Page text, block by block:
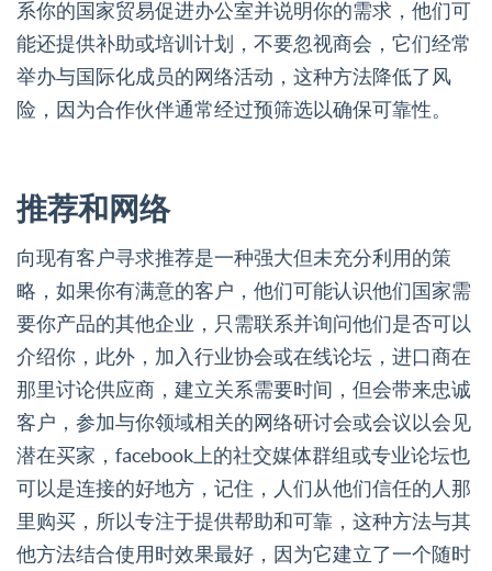
系你的国家贸易促进办公室并说明你的需求，他们可
能还提供补助或培训计划，不要忽视商会，它们经常
举办与国际化成员的网络活动，这种方法降低了风
险，因为合作伙伴通常经过预筛选以确保可靠性。
推荐和网络
向现有客户寻求推荐是一种强大但未充分利用的策
略，如果你有满意的客户，他们可能认识他们国家需
要你产品的其他企业，只需联系并询问他们是否可以
介绍你，此外，加入行业协会或在线论坛，进口商在
那里讨论供应商，建立关系需要时间，但会带来忠诚
客户，参加与你领域相关的网络研讨会或会议以会见
潜在买家，facebook上的社交媒体群组或专业论坛也
可以是连接的好地方，记住，人们从他们信任的人那
里购买，所以专注于提供帮助和可靠，这种方法与其
他方法结合使用时效果最好，因为它建立了一个随时